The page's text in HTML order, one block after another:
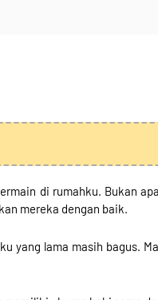
di rumahku. Bukan
mereka dengan baik.
yang lama masih bagus.